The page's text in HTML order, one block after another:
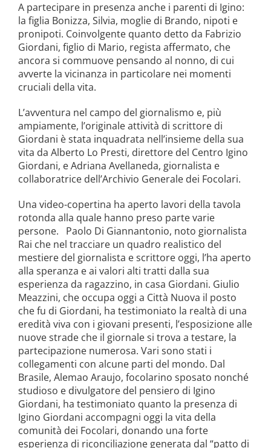
A partecipare in presenza anche i parenti di Igino:
la figlia Bonizza, Silvia, moglie di Brando, nipoti e
pronipoti. Coinvolgente quanto detto da Fabrizio
Giordani, figlio di Mario, regista affermato, che
ancora si commuove pensando al nonno, di cui
avverte la vicinanza in particolare nei momenti
cruciali della vita.
L’avventura nel campo del giornalismo e, più
ampiamente, l’originale attività di scrittore di
Giordani è stata inquadrata nell’insieme della sua
vita da Alberto Lo Presti, direttore del Centro Igino
Giordani, e Adriana Avellaneda, giornalista e
collaboratrice dell’Archivio Generale dei Focolari.
Una video-copertina ha aperto lavori della tavola
rotonda alla quale hanno preso parte varie
persone. Paolo Di Giannantonio, noto giornalista
Rai che nel tracciare un quadro realistico del
mestiere del giornalista e scrittore oggi, l’ha aperto
alla speranza e ai valori alti tratti dalla sua
esperienza da ragazzino, in casa Giordani. Giulio
Meazzini, che occupa oggi a Città Nuova il posto
che fu di Giordani, ha testimoniato la realtà di una
eredità viva con i giovani presenti, l’esposizione alle
nuove strade che il giornale si trova a testare, la
partecipazione numerosa. Vari sono stati i
collegamenti con alcune parti del mondo. Dal
Brasile, Alemao Araujo, focolarino sposato nonché
studioso e divulgatore del pensiero di Igino
Giordani, ha testimoniato quanto la presenza di
Igino Giordani accompagni oggi la vita della
comunità dei Focolari, donando una forte
esperienza di riconciliazione generata dal “patto di